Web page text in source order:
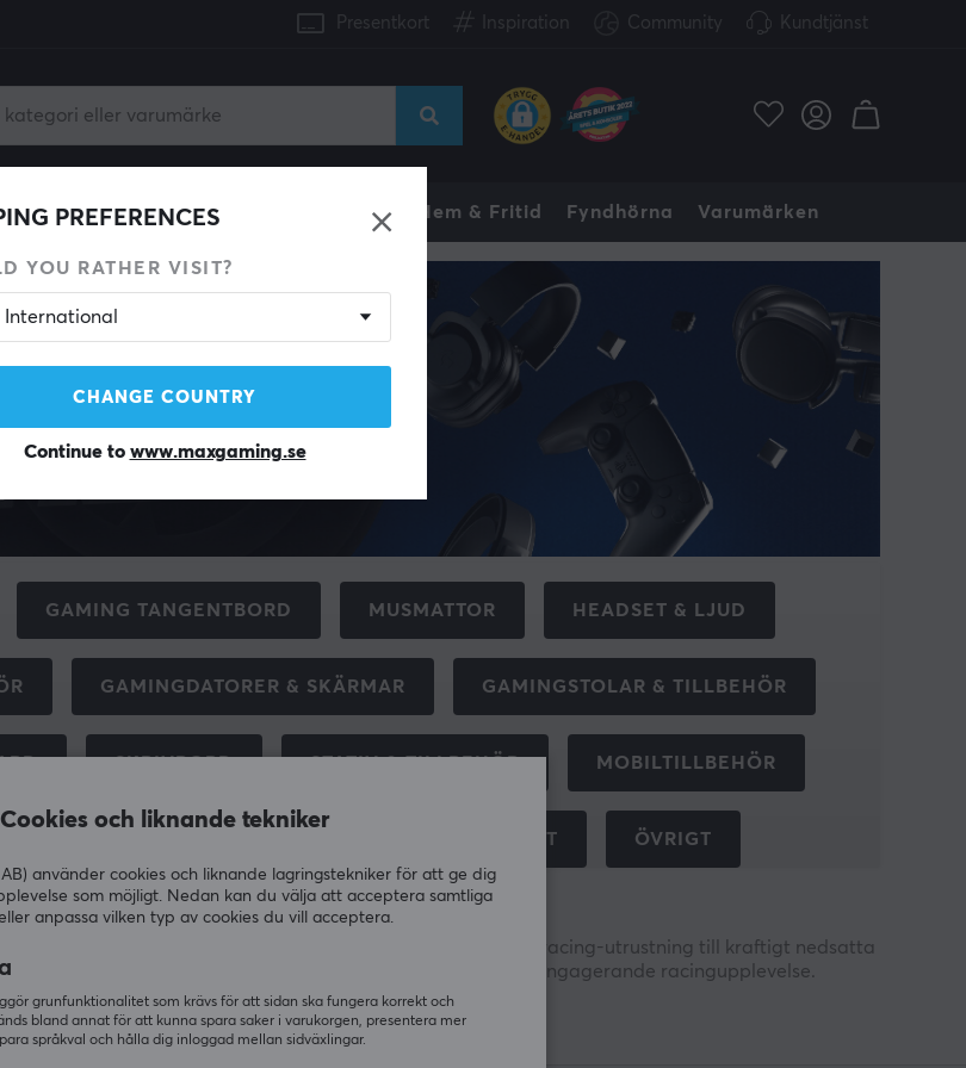
Presentkort Inspiration Community Kundtjänst
Konsol Gamingstol Mobiltillbehör Hem & Fritid Fyndhörna Varumärken
PREFERENCES
YOU RATHER VISIT?
International
CHANGE COUNTRY
Continue to www.maxgaming.se
GAMING TANGENTBORD MUSMATTOR HEADSET & LJUD
GAMINGDATORER & SKÄRMAR GAMINGSTOLAR & TILLBEHÖR
SKRIVBORD STATIV & TILLBEHÖR MOBILTILLBEHÖR
ENERGIDRYCK & KOSTTILLSKOTT ÖVRIGT
Under Black Friday erbjuder vi ett brett utbud av sim racing-utrustning till kraftigt nedsatta
hittar du här allt du behöver för att skapa en realistisk och engagerande racingupplevelse.
växelspakar och kompletta rigs - allt designat för att ge dig maximal kontroll och känsla.
Cookies och liknande tekniker
AB) använder cookies och liknande lagringstekniker för att ge dig
som möjligt. Nedan kan du välja att acceptera samtliga
anpassa vilken typ av cookies du vill acceptera.
grunfunktionalitet som krävs för att sidan ska fungera korrekt och
bland annat för att kunna spara saker i varukorgen, presentera mer
språkval och hålla dig inloggad mellan sidväxlingar.